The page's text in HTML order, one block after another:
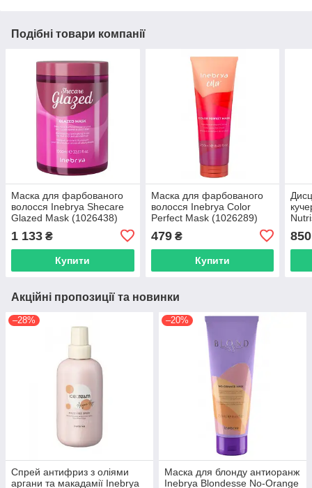
Подібні товари компанії
Маска для фарбованого
волосся Inebrya Sheсare
Glazed Mask (1026438)
1 133 ₴
Купити
Маска для фарбованого
волосся Inebrya Color
Perfect Mask (1026289)
479₴
Купити
850
Акційні пропозиції та новинки
–28%
Спрей антифриз з оліями
аргани та макадамії Inebrya
–20%
Маска для блонду антиоранж
Inebrya Blondesse No-Orange